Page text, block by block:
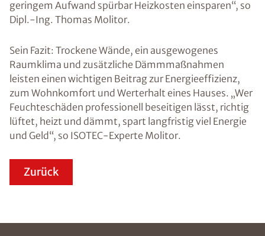
geringem Aufwand spürbar Heizkosten einsparen“, so
Dipl.-Ing. Thomas Molitor.
Sein Fazit: Trockene Wände, ein ausgewogenes
Raumklima und zusätzliche Dämmmaßnahmen
leisten einen wichtigen Beitrag zur Energieeffizienz,
zum Wohnkomfort und Werterhalt eines Hauses. „Wer
Feuchteschäden professionell beseitigen lässt, richtig
lüftet, heizt und dämmt, spart langfristig viel Energie
und Geld“, so ISOTEC-Experte Molitor.
Zurück